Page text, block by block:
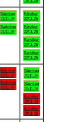
Båtviken
21/11-26
Badviken
21/11-26
Båtviken
22/11-26
Båtviken
22/11-26
Badviken
22/11-26
Badviken
22/11-26
Båtviken
28/11-26
Badviken
28/11-26
Båtviken
29/11-26
Båtviken
29/11-26
Badviken
29/11-26
Badviken
29/11-26